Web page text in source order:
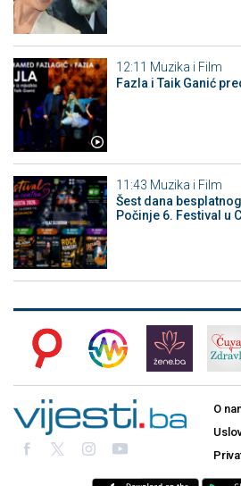
12:11 Muzika i Film
Fazla i Taik Ganić
11:43 Muzika i Film
Šest dana
Počinje 6. Festival u
O